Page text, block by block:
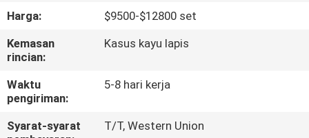
PABRIK
KONTROL
KUALITAS
Harga:
$9500-$12800 set
Kemasan
rincian:
Kasus kayu lapis
Waktu
pengiriman:
5-8 hari kerja
Syarat-syarat
T/T, Western Union